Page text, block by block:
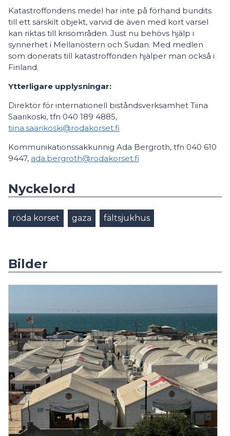
Katastroffondens medel har inte på förhand bundits
till ett särskilt objekt, varvid de även med kort varsel
kan riktas till krisområden. Just nu behövs hjälp i
synnerhet i Mellanöstern och Sudan. Med medlen
som donerats till katastroffonden hjälper man också i
Finland.
Ytterligare upplysningar:
Direktör för internationell biståndsverksamhet Tiina
Saarikoski, tfn 040 189 4885,
tiina.saarikoski@rodakorset.fi
Kommunikationssakkunnig Ada Bergroth, tfn 040 610
9447, ada.bergroth@rodakorset.fi
Nyckelord
röda korset gaza fältsjukhus
Bilder